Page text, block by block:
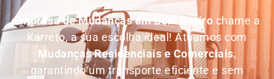
Empresa de Mudanças emBom Retiro chame a
Karreto, a sua escolha ideal! Atuamos com
Mudanças Residenciais e Comerciais,
garantindo um transporte eficiente e sem